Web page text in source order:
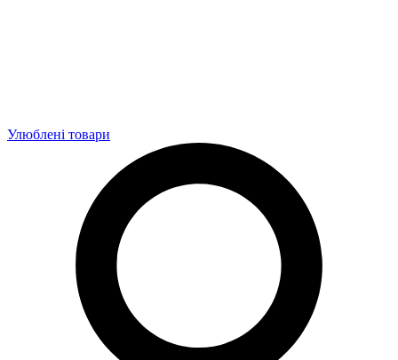
Улюблені товари